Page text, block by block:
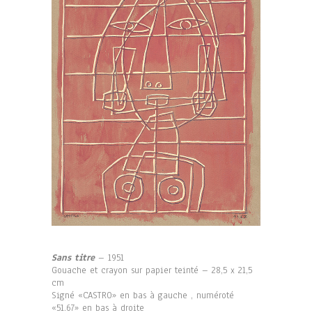
Sans titre– 1951
Gouache et crayon sur papier teinté – 28,5 x 21,5
cm
Signé «CASTRO» en bas à gauche , numéroté
«51.67» en bas à droite